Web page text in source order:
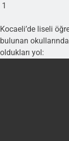
1
Kocaeli’de liseli
bulunan
oldukları yol: